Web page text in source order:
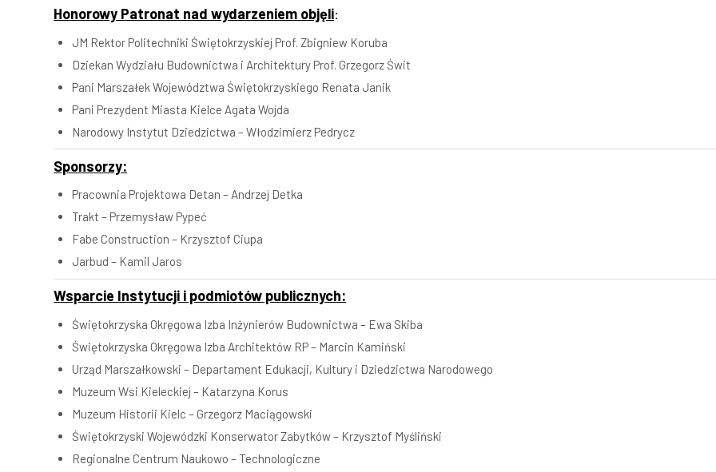
Honorowy Patronat nad wydarzeniem objęli:
JM Rektor Politechniki Świętokrzyskiej Prof. Zbigniew Koruba
Dziekan Wydziału Budownictwa i Architektury Prof. Grzegorz Świt
Pani Marszałek Województwa Świętokrzyskiego Renata Janik
Pani Prezydent Miasta Kielce Agata Wojda
Narodowy Instytut Dziedzictwa – Włodzimierz Pedrycz
Sponsorzy:
Pracownia Projektowa Detan – Andrzej Detka
Trakt – Przemysław Pypeć
Fabe Construction – Krzysztof Ciupa
Jarbud – Kamil Jaros
Wsparcie Instytucji i podmiotów publicznych:
Świętokrzyska Okręgowa Izba Inżynierów Budownictwa – Ewa Skiba
Świętokrzyska Okręgowa Izba Architektów RP – Marcin Kamiński
Urząd Marszałkowski – Departament Edukacji, Kultury i Dziedzictwa Narodowego
Muzeum Wsi Kieleckiej – Katarzyna Korus
Muzeum Historii Kielc – Grzegorz Maciągowski
Świętokrzyski Wojewódzki Konserwator Zabytków – Krzysztof Myśliński
Regionalne Centrum Naukowo – Technologiczne